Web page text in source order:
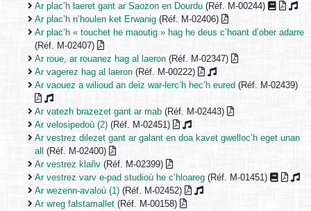
Ar plac’h laeret gant ar Saozon en Dourdu (Réf. M-00244)
Ar plac’h n’houlen ket Erwanig (Réf. M-02406)
Ar plac’h « touchet he maoutig » hag he deus c’hoant d’ober adarre
(Réf. M-02407)
Ar roue, ar rouanez hag al laeron (Réf. M-02347)
Ar vagerez hag al laeron (Réf. M-00222)
Ar vaouez a wilioud an deiz war-lerc’h hec’h eured (Réf. M-02439)
Ar vatezh brazezet gant ar mab (Réf. M-02443)
Ar velosipedoù (2) (Réf. M-02451)
Ar vestrez dilezet gant ar galant en doa kavet gwelloc’h eget unan
all (Réf. M-02400)
Ar vestrez klañv (Réf. M-02399)
Ar vestrez varv e-pad studioù he c’hloareg (Réf. M-01451)
Ar wezenn-avaloù (1) (Réf. M-02452)
Ar wreg falstamallet (Réf. M-00158)